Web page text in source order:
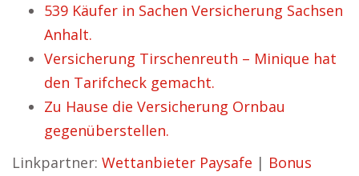
539 Käufer in Sachen Versicherung Sachsen
Anhalt.
Versicherung Tirschenreuth – Minique hat
den Tarifcheck gemacht.
Zu Hause die Versicherung Ornbau
gegenüberstellen.
Linkpartner: Wettanbieter Paysafe | Bonus